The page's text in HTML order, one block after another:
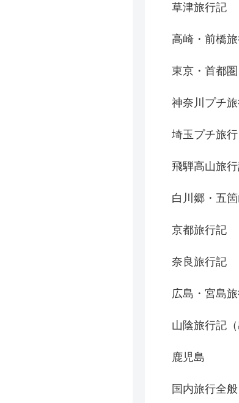
草津旅行記
高崎・前橋
東京・首都
神奈川プチ
埼玉プチ旅行
飛騨高山旅
白川郷・五
京都旅行記
奈良旅行記
広島・宮島
山陰旅行記（
鹿児島
国内旅行全般